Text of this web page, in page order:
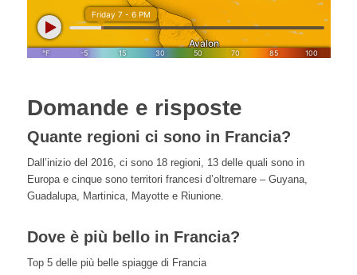
Domande e risposte
Quante regioni ci sono in Francia?
Dall’inizio del 2016, ci sono 18 regioni, 13 delle quali sono in
Europa e cinque sono territori francesi d’oltremare – Guyana,
Guadalupa, Martinica, Mayotte e Riunione.
Dove è più bello in Francia?
Top 5 delle più belle spiagge di Francia